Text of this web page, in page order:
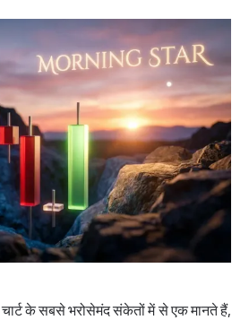
चार्ट के सबसे भरोसेमंद संकेतों में से एक मानते हैं,